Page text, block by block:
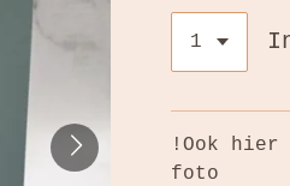
!Ook hier
foto